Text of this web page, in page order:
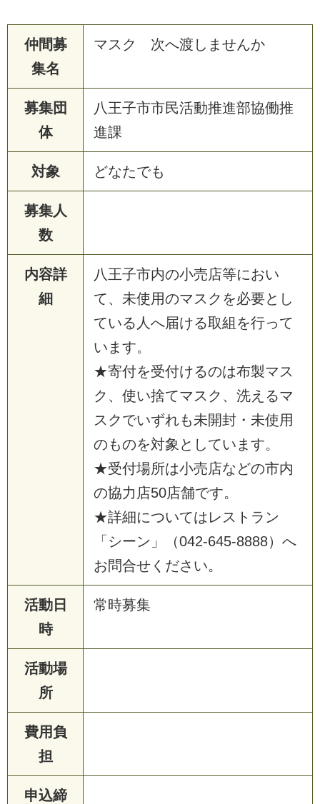
仲間募
集名
マスク 次へ渡しませんか
募集団
体
八王子市市民活動推進部協働推
進課
対象 どなたでも
募集人
数
内容詳
細
八王子市内の小売店等におい
て、 未使用のマ ス ク を必要と し
ている 人へ届ける取組 を行って
い ま す。
★寄付を受付けるのは布製マ ス
ク 、 使い捨てマ ス ク 、 洗え るマ
ス クでいずれも未開封 ・ 未使用
のものを対象 と してい ま す。
★受付場所は小売店などの市内
の協力 店50店舗です。
★詳細については レ ス ト ラ ン
「 シーン 」 （042-645-8888） へ
お問合せ く ださ い。
活動日
時
常時募集
活動場
所
費用負
担
申込締